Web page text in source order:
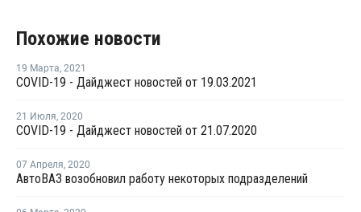
Похожие новости
19 Марта, 2021
COVID-19 - Дайджест новостей от 19.03.2021
21 Июля, 2020
COVID-19 - Дайджест новостей от 21.07.2020
07 Апреля, 2020
АвтоВАЗ возобновил работу некоторых подразделений